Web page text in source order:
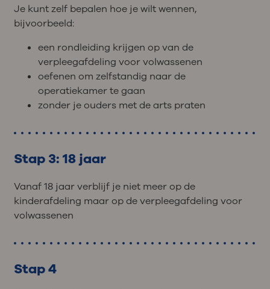
Je kunt zelf bepalen hoe je wilt wennen,
bijvoorbeeld:
een rondleiding krijgen op van de
verpleegafdeling voor volwassenen
oefenen om zelfstandig naar de
operatiekamer te gaan
zonder je ouders met de arts praten
Stap 3: 18 jaar
Vanaf 18 jaar verblijf je niet meer op de
kinderafdeling maar op de verpleegafdeling voor
volwassenen
Stap 4